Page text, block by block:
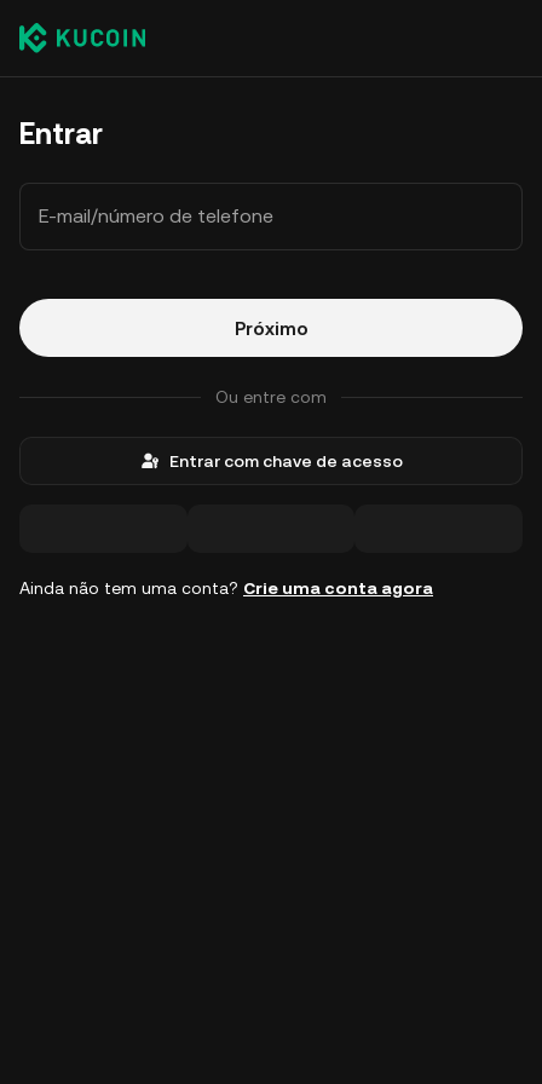
Entrar
E-mail/número de telefone
Próximo
Ou entre com
Entrar com chave de acesso
Ainda não tem uma conta? Crie uma conta agora